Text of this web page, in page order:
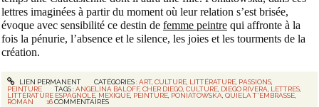
lettres imaginées à partir du moment où leur relation s’est brisée,
évoque avec sensibilité ce destin de femme peintre qui affronte à la
fois la pénurie, l’absence et le silence, les joies et les tourments de la
création.
LIEN PERMANENT CATÉGORIES :ART, CULTURE, LITTÉRATURE, PASSIONS,
PEINTURE
TAGS :ANGELINA BALOFF,CHER DIEGO,CULTURE, DIEGO RIVERA, LETTRES,
LITTÉRATURE ESPAGNOLE, MEXIQUE, PEINTURE, PONIATOWSKA,QUIELA T'EMBRASSE,
ROMAN
16 COMMENTAIRES